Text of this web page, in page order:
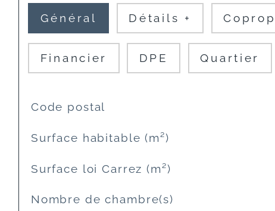
Général Détails +
Financier DPE Quartier
TRAD_SIROCCO_Caracteristique
Code postal
Surface habitable (m²)
Surface loi Carrez (m²)
Nombre de chambre(s)